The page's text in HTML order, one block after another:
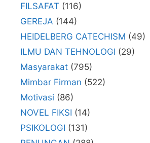
FILSAFAT (116)
GEREJA (144)
HEIDELBERG CATECHISM (49)
ILMU DAN TEHNOLOGI (29)
Masyarakat (795)
Mimbar Firman (522)
Motivasi (86)
NOVEL FIKSI (14)
PSIKOLOGI (131)